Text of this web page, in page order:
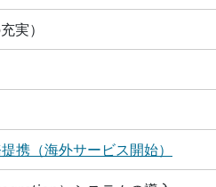
実）
（海外サービス開始）